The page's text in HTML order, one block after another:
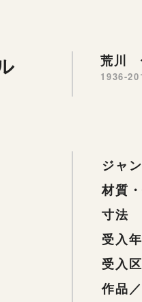
荒川
1936-
ジャ
材質
寸法
受入
受入
作品